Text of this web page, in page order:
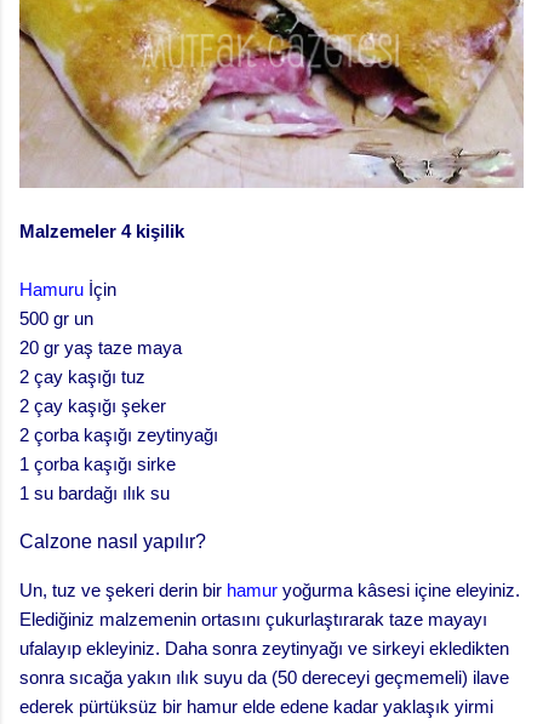
Malzemeler 4 kişilik
Hamuru İçin
500 gr un
20 gr yaş taze maya
2 çay kaşığı tuz
2 çay kaşığı şeker
2 çorba kaşığı zeytinyağı
1 çorba kaşığı sirke
1 su bardağı ılık su
Calzone nasıl yapılır?
Un, tuz ve şekeri derin bir hamur yoğurma kâsesi içine eleyiniz.
Elediğiniz malzemenin ortasını çukurlaştırarak taze mayayı
ufalayıp ekleyiniz. Daha sonra zeytinyağı ve sirkeyi ekledikten
sonra sıcağa yakın ılık suyu da (50 dereceyi geçmemeli) ilave
ederek pürtüksüz bir hamur elde edene kadar yaklaşık yirmi